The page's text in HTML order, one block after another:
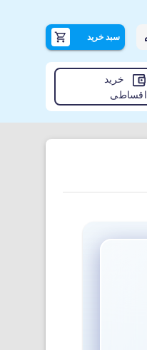
سبد خرید
خرید
اقساطی